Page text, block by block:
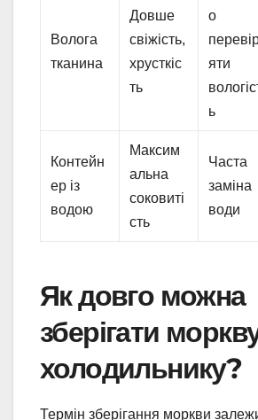
Волога
тканина
Довше
свіжість,
хрусткіс
ть
о
яти
ь
Контейн
ер із
водою
Максим
альна
соковиті
сть
Часта
заміна
води
Як довго можна
зберігати
холодильнику?
Термін зберігання моркви